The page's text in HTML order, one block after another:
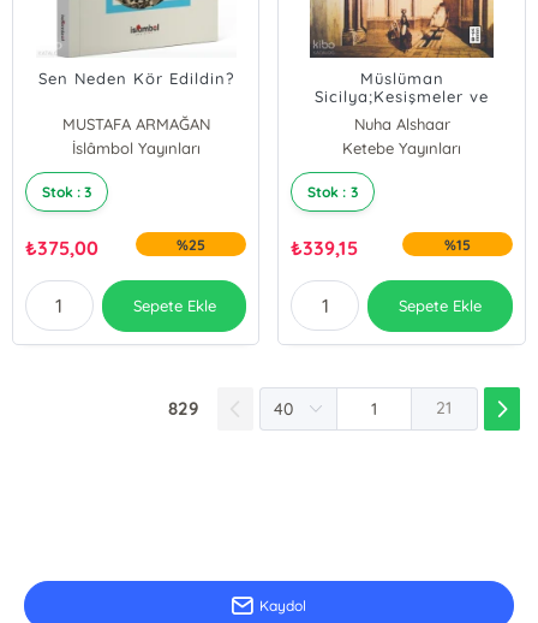
Sen Neden Kör Edildin?
MUSTAFA ARMAĞAN
İslâmbol Yayınları
Stok : 3
₺375,00 %25
Sepete Ekle
Müslüman
Sicilya;Kesişmeler ve
Miras
Nuha Alshaar
Ketebe Yayınları
Stok : 3
₺339,15 %15
Sepete Ekle
829 21
Kaydol